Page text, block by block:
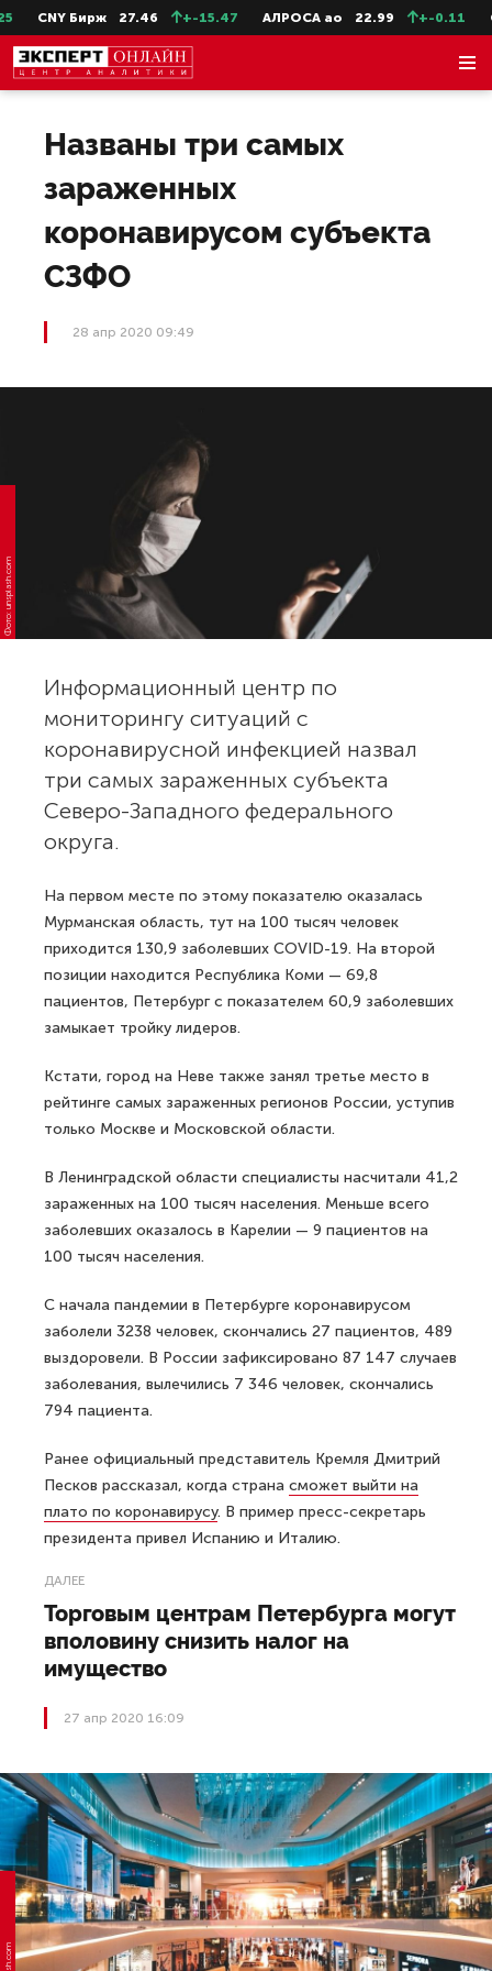
CNY Бирж 27.46 +-15.47 АЛРОСА ао 22.99 +-0.11
Названы три самых
зараженных
коронавирусом субъекта
СЗФО
28 апр 2020 09:49
Фото: unsplash.com
Информационный центр по
мониторингу ситуаций с
коронавирусной инфекцией назвал
три самых зараженных субъекта
Северо-Западного федерального
округа.
На первом месте по этому показателю оказалась
Мурманская область, тут на 100 тысяч человек
приходится 130,9 заболевших COVID-19. На второй
позиции находится Республика Коми — 69,8
пациентов, Петербург с показателем 60,9 заболевших
замыкает тройку лидеров.
Кстати, город на Неве также занял третье место в
рейтинге самых зараженных регионов России, уступив
только Москве и Московской области.
В Ленинградской области специалисты насчитали 41,2
зараженных на 100 тысяч населения. Меньше всего
заболевших оказалось в Карелии — 9 пациентов на
100 тысяч населения.
С начала пандемии в Петербурге коронавирусом
заболели 3238 человек, скончались 27 пациентов, 489
выздоровели. В России зафиксировано 87 147 случаев
заболевания, вылечились 7 346 человек, скончались
794 пациента.
Ранее официальный представитель Кремля Дмитрий
Песков рассказал, когда страна сможет выйти на
плато по коронавирусу. В пример пресс-секретарь
президента привел Испанию и Италию.
ДАЛЕЕ
Торговым центрам Петербурга могут
вполовину снизить налог на
имущество
27 апр 2020 16:09